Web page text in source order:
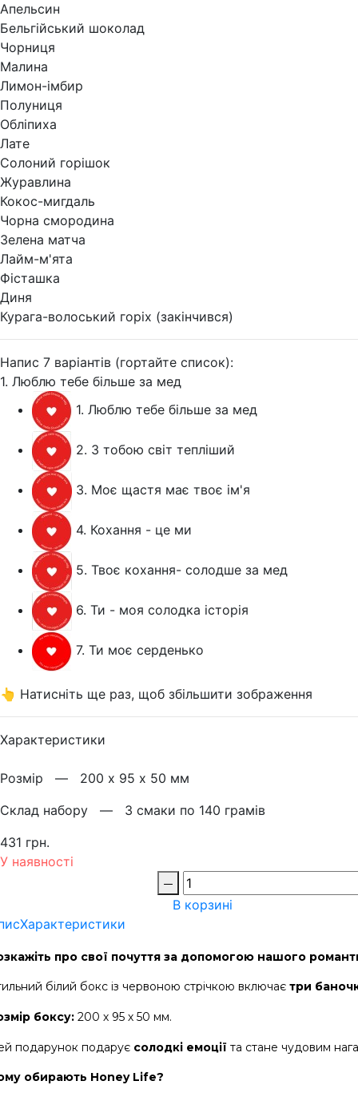
Апельсин
Бельгійський шоколад
Чорниця
Малина
Лимон-імбир
Полуниця
Обліпиха
Лате
Солоний горішок
Журавлина
Кокос-мигдаль
Чорна смородина
Зелена матча
Лайм-м'ята
Фісташка
Диня
Курага-волоський горіх (закінчився)
Напис 7 варіантів (гортайте список):
1. Люблю тебе більше за мед
1. Люблю тебе більше за мед
2. З тобою світ тепліший
3. Моє щастя має твоє ім'я
4. Кохання - це ми
5. Твоє кохання- солодше за мед
6. Ти - моя солодка історія
7. Ти моє серденько
👆 Натисніть ще раз, щоб збільшити зображення
Характеристики
Розмiр — 200 х 95 х 50 мм
Склад набору — 3 смаки по 140 грамів
431 грн.
У наявності
В корзині
Характеристики
про свої почуття за допомогою нашого
білий бокс із червоною стрічкою включає три
боксу: 200 х 95 х 50 мм.
подарунок подарує солодкі емоції та стане чудовим
обирають Honey Life?